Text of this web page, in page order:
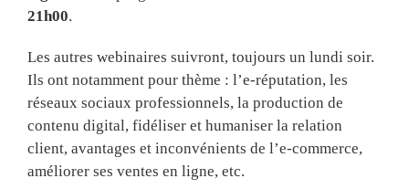
21h00.
Les autres webinaires suivront, toujours un lundi soir.
Ils ont notamment pour thème : l’e-réputation, les
réseaux sociaux professionnels, la production de
contenu digital, fidéliser et humaniser la relation
client, avantages et inconvénients de l’e-commerce,
améliorer ses ventes en ligne, etc.